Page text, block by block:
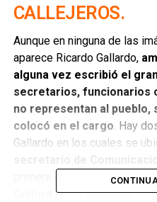
CALLEJEROS.
Aunque en ninguna de las
aparece Ricardo Gallardo,
alguna vez escribió el
secretarios, funcionarios
no representan al pueblo,
colocó en el cargo. Hay
Gallardo en los cuales se
(en la segunda):